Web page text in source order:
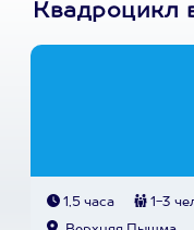
Квадроцикл
1,5 часа 1-3